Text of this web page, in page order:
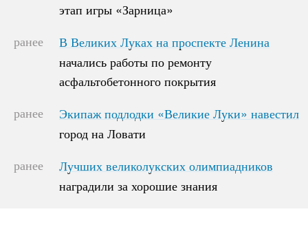
этап игры «Зарница»
этап игры «Зарница»
ранее
В Великих Луках на проспекте Ленина
начались работы по ремонту
асфальтобетонного покрытия
В Великих Луках на проспекте Ленина
начались работы по ремонту
асфальтобетонного покрытия
ранее
Экипаж подлодки «Великие Луки» навестил
город на Ловати
Экипаж подлодки «Великие Луки» навестил
город на Ловати
ранее
Лучших великолукских олимпиадников
наградили за хорошие знания
Лучших великолукских олимпиадников
наградили за хорошие знания